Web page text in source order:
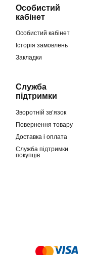
Особистий
кабінет
Особистий кабінет
Історія замовлень
Закладки
Служба
підтримки
Зворотній зв’язок
Повернення товару
Доставка і оплата
Служба підтримки
покупців